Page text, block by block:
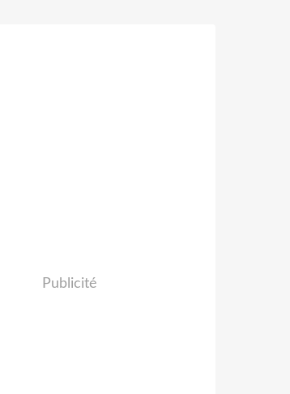
Publicité